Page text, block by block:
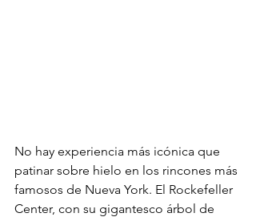
No hay experiencia más icónica que
patinar sobre hielo en los rincones más
famosos de Nueva York. El Rockefeller
Center, con su gigantesco árbol de